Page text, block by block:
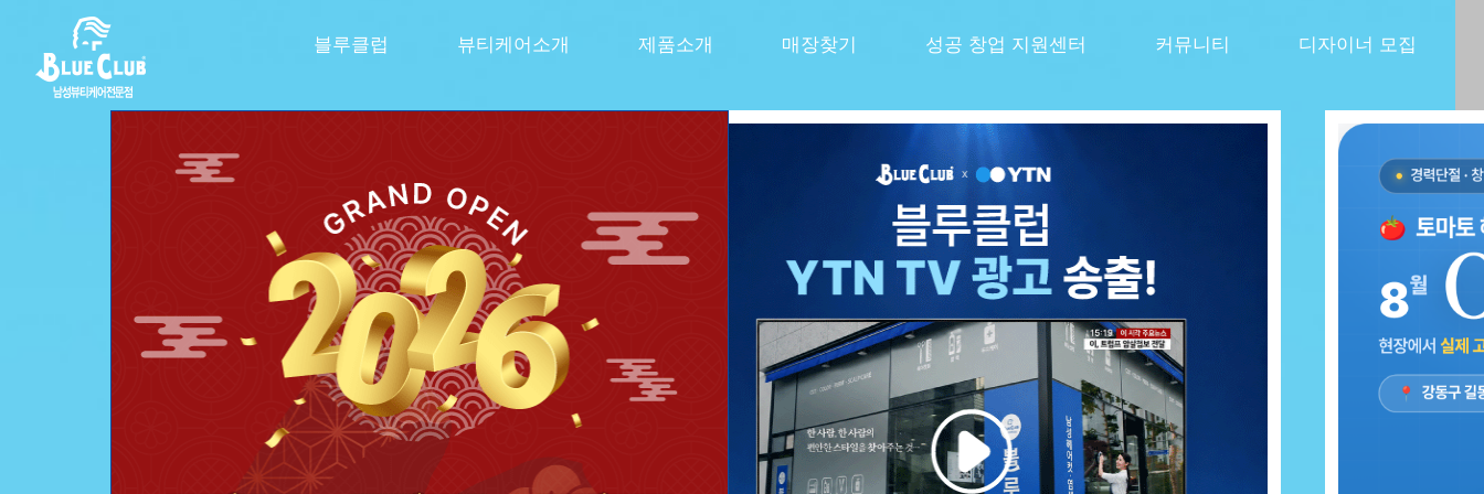
블루클럽 뷰티케어소개 제품소개 매장찾기 성공 창업 지원센터 커뮤니티 디자이너 모집
신제품 스파클링 라인 출신
극강의 시원함을 선사하다
두피 속까지 톡! 쏘는